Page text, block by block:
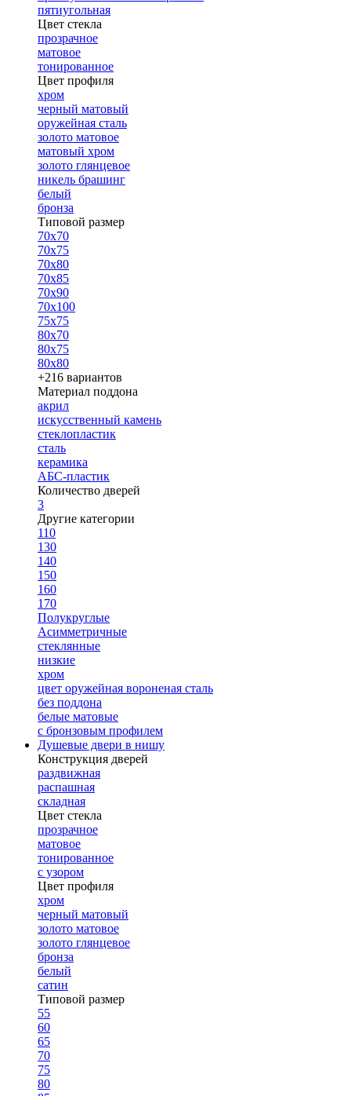
пятиугольная
Цвет стекла
прозрачное
матовое
тонированное
Цвет профиля
хром
черный матовый
оружейная сталь
золото матовое
матовый хром
золото глянцевое
никель брашинг
белый
бронза
Типовой размер
70х70
70х75
70х80
70х85
70х90
70х100
75х75
80х70
80х75
80х80
+216 вариантов
Материал поддона
акрил
искусственный камень
стеклопластик
сталь
керамика
АБС-пластик
Количество дверей
3
Другие категории
110
130
140
150
160
170
Полукруглые
Асимметричные
стеклянные
низкие
хром
цвет оружейная вороненая сталь
без поддона
белые матовые
с бронзовым профилем
Душевые двери в нишу
Конструкция дверей
раздвижная
распашная
складная
Цвет стекла
прозрачное
матовое
тонированное
с узором
Цвет профиля
хром
черный матовый
золото матовое
золото глянцевое
бронза
белый
сатин
Типовой размер
55
60
65
70
75
80